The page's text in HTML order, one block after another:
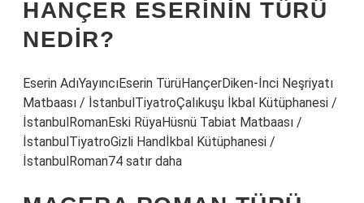
HANÇER ESERININ TÜRÜ
NEDIR?
Eserin AdıYayıncıEserin TürüHançerDiken-İnci Neşriyatı
Matbaası / İstanbulTiyatroÇalıkuşu İkbal Kütüphanesi /
İstanbulRomanEski RüyaHüsnü Tabiat Matbaası /
İstanbulTiyatroGizli Handİkbal Kütüphanesi /
İstanbulRoman74 satır daha